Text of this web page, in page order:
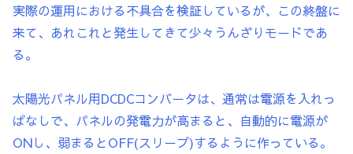
実際の運用における不具合を検証しているが、この終盤に
来て、あれこれと発生してきて少々うんざりモードであ
る。
太陽光パネル用DCDCコンバータは、通常は電源を入れっ
ぱなしで、パネルの発電力が高まると、自動的に電源が
ONし、弱まるとOFF(スリープ)するように作っている。